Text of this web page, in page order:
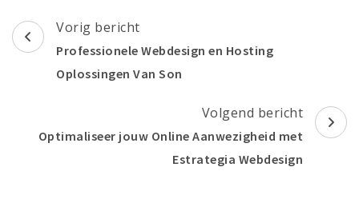
Berichtnavigatie
Vorig bericht
Professionele Webdesign en Hosting
Oplossingen Van Son
Volgend bericht
Optimaliseer jouw Online Aanwezigheid met
Estrategia Webdesign